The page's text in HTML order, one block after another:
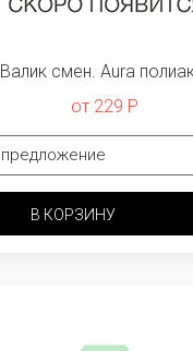
Валик смен. Aura
от 229 Р
В КОРЗИНУ